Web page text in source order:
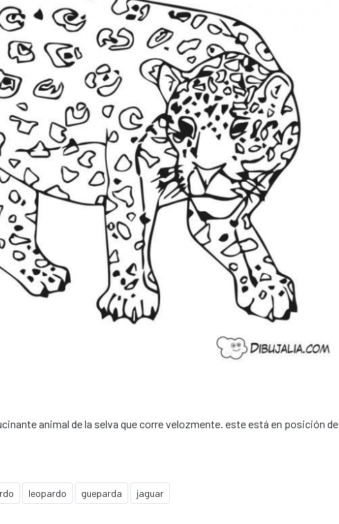
animal de la selva que corre velozmente. este está en posición de
leopardo gueparda jaguar